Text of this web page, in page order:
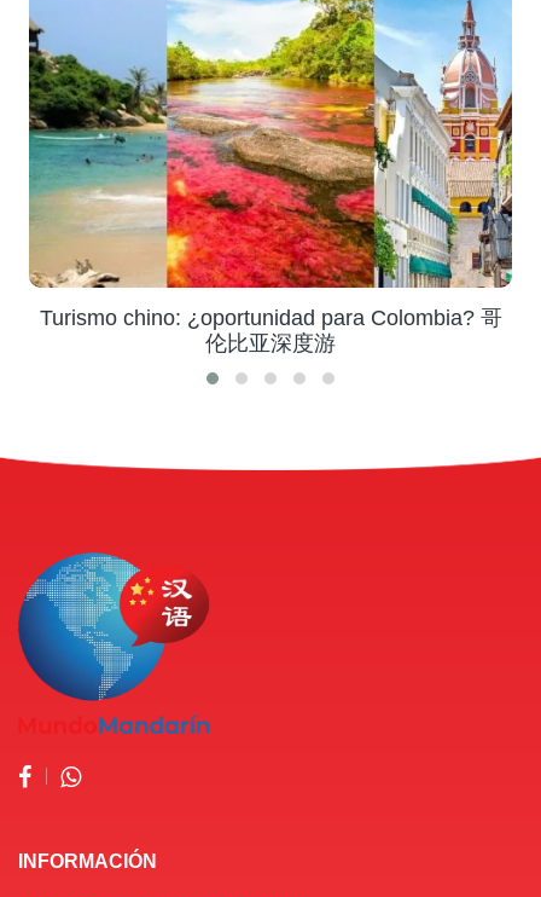
Turismo chino: ¿oportunidad para Colombia? 哥
伦比亚深度游
INFORMACIÓN